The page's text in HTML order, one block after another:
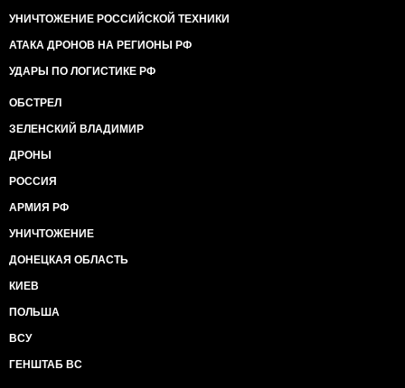
УНИЧТОЖЕНИЕ РОССИЙСКОЙ ТЕХНИКИ
АТАКА ДРОНОВ НА РЕГИОНЫ РФ
УДАРЫ ПО ЛОГИСТИКЕ РФ
ОБСТРЕЛ
ЗЕЛЕНСКИЙ ВЛАДИМИР
ДРОНЫ
РОССИЯ
АРМИЯ РФ
УНИЧТОЖЕНИЕ
ДОНЕЦКАЯ ОБЛАСТЬ
КИЕВ
ПОЛЬША
ВСУ
ГЕНШТАБ ВС